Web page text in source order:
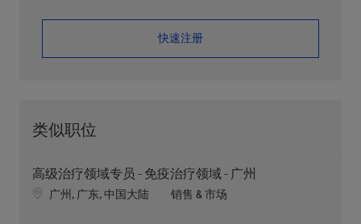
​​​​​​​快速注册
类似职位
高级治疗领域专员 - 免疫治疗领域 - 广州
Location
广州, 广东, 中国大陆 职位类别
销售 & 市场